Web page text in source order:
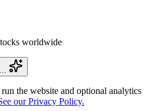
worldwide
the website and optional analytics
our Privacy Policy.